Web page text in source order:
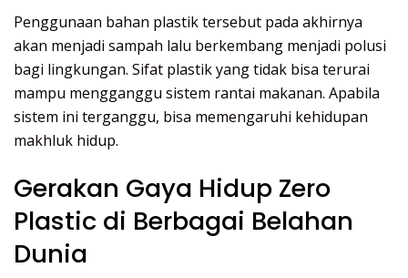
Penggunaan bahan plastik tersebut pada akhirnya
akan menjadi sampah lalu berkembang menjadi polusi
bagi lingkungan. Sifat plastik yang tidak bisa terurai
mampu mengganggu sistem rantai makanan. Apabila
sistem ini terganggu, bisa memengaruhi kehidupan
makhluk hidup.
Gerakan Gaya Hidup Zero
Plastic di Berbagai Belahan
Dunia